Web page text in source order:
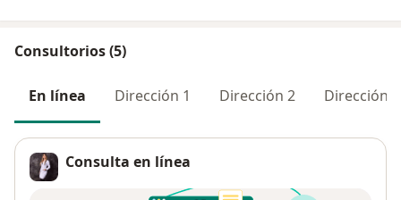
Consultorios (5)
En línea Dirección 1 Dirección 2 Dirección 3
Consulta en línea